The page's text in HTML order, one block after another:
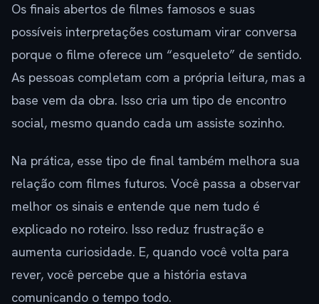
Os finais abertos de filmes famosos e suas
possíveis interpretações costumam virar conversa
porque o filme oferece um “esqueleto” de sentido.
As pessoas completam com a própria leitura, mas a
base vem da obra. Isso cria um tipo de encontro
social, mesmo quando cada um assiste sozinho.
Na prática, esse tipo de final também melhora sua
relação com filmes futuros. Você passa a observar
melhor os sinais e entende que nem tudo é
explicado no roteiro. Isso reduz frustração e
aumenta curiosidade. E, quando você volta para
rever, você percebe que a história estava
comunicando o tempo todo.